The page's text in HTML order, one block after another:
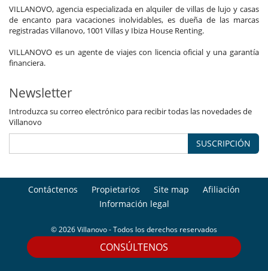
CONSÚLTENOS
VILLANOVO, agencia especializada en alquiler de villas de lujo y casas
de encanto para vacaciones inolvidables, es dueña de las marcas
registradas Villanovo, 1001 Villas y Ibiza House Renting.
VILLANOVO es un agente de viajes con licencia oficial y una garantía
financiera.
Newsletter
Introduzca su correo electrónico para recibir todas las novedades de
Villanovo
SUSCRIPCIÓN
Contáctenos Propietarios Site map
Afiliación
Información legal
© 2026 Villanovo - Todos los derechos reservados